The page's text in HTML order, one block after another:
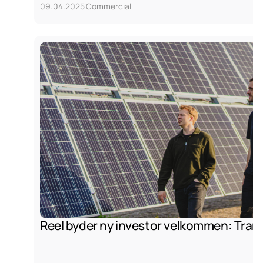
09.04.2025Commercial
Reel byder ny investor velkommen: